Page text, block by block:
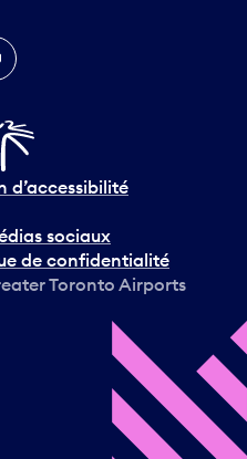
d’accessibilité
sociaux
de confidentialité
Toronto Airports